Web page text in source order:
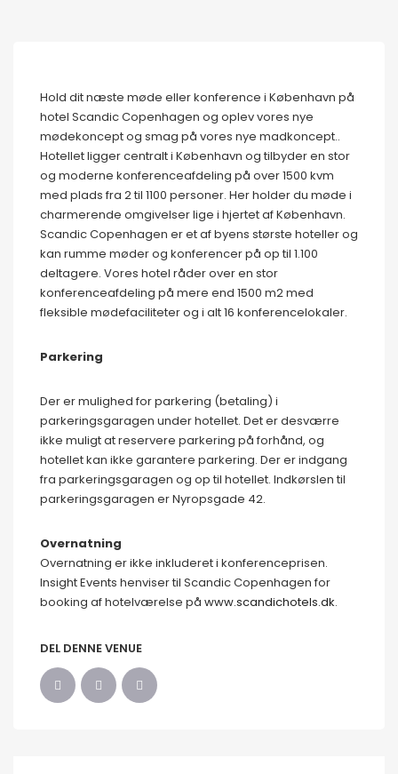
Hold dit næste møde eller konference i København på
hotel Scandic Copenhagen og oplev vores nye
mødekoncept og smag på vores nye madkoncept..
Hotellet ligger centralt i København og tilbyder en stor
og moderne konferenceafdeling på over 1500 kvm
med plads fra 2 til 1100 personer. Her holder du møde i
charmerende omgivelser lige i hjertet af København.
Scandic Copenhagen er et af byens største hoteller og
kan rumme møder og konferencer på op til 1.100
deltagere. Vores hotel råder over en stor
konferenceafdeling på mere end 1500 m2 med
fleksible mødefaciliteter og i alt 16 konferencelokaler.
Parkering
Der er mulighed for parkering (betaling) i
parkeringsgaragen under hotellet. Det er desværre
ikke muligt at reservere parkering på forhånd, og
hotellet kan ikke garantere parkering. Der er indgang
fra parkeringsgaragen og op til hotellet. Indkørslen til
parkeringsgaragen er Nyropsgade 42.
Overnatning
Overnatning er ikke inkluderet i konferenceprisen.
Insight Events henviser til Scandic Copenhagen for
booking af hotelværelse på www.scandichotels.dk.
DEL DENNE VENUE